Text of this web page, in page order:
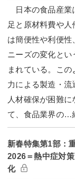
日本の食品産業
足と原材料費や人
は簡便性や利便
ニーズの変化とい
まれている。この
力による製造・流
人材確保が困難に
て、食品業界の…
新春特集第1部：
2026＝熱中症対
化